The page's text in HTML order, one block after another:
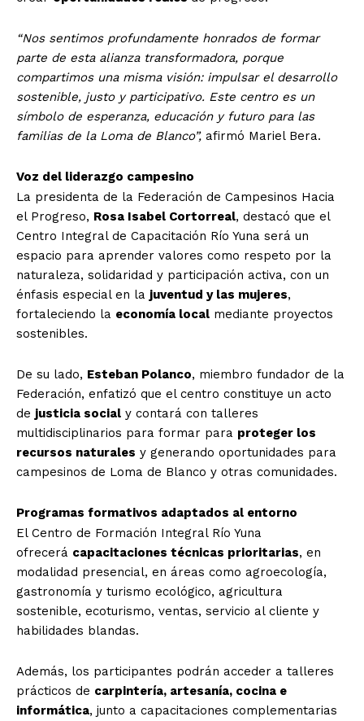
“Nos sentimos profundamente honrados de formar
parte de esta alianza transformadora, porque
compartimos una misma visión: impulsar el desarrollo
sostenible, justo y participativo. Este centro es un
símbolo de esperanza, educación y futuro para las
familias de la Loma de Blanco”, afirmó Mariel Bera.
Voz del liderazgo campesino
La presidenta de la Federación de Campesinos Hacia
el Progreso, Rosa Isabel Cortorreal, destacó que el
Centro Integral de Capacitación Río Yuna será un
espacio para aprender valores como respeto por la
naturaleza, solidaridad y participación activa, con un
énfasis especial en la juventud y las mujeres,
fortaleciendo la economía local mediante proyectos
sostenibles.
De su lado, Esteban Polanco, miembro fundador de la
Federación, enfatizó que el centro constituye un acto
de justicia social y contará con talleres
multidisciplinarios para formar para proteger los
recursos naturales y generando oportunidades para
campesinos de Loma de Blanco y otras comunidades.
Programas formativos adaptados al entorno
El Centro de Formación Integral Río Yuna
ofrecerá capacitaciones técnicas prioritarias, en
modalidad presencial, en áreas como agroecología,
gastronomía y turismo ecológico, agricultura
sostenible, ecoturismo, ventas, servicio al cliente y
habilidades blandas.
Además, los participantes podrán acceder a talleres
prácticos de carpintería, artesanía, cocina e
informática, junto a capacitaciones complementarias